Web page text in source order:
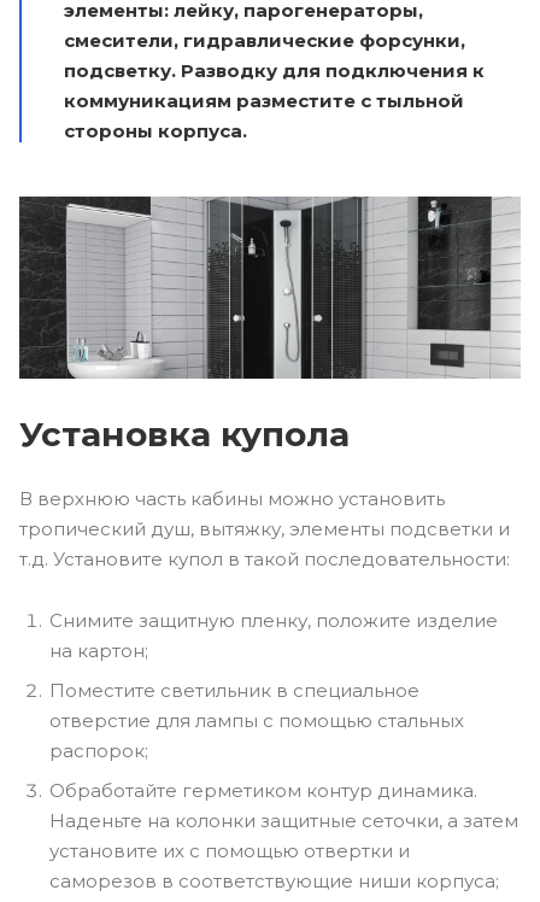
элементы: лейку, парогенераторы,
смесители, гидравлические форсунки,
подсветку. Разводку для подключения к
коммуникациям разместите с тыльной
стороны корпуса.
Установка купола
В верхнюю часть кабины можно установить
тропический душ, вытяжку, элементы подсветки и
т.д. Установите купол в такой последовательности:
Снимите защитную пленку, положите изделие
на картон;
Поместите светильник в специальное
отверстие для лампы с помощью стальных
распорок;
Обработайте герметиком контур динамика.
Наденьте на колонки защитные сеточки, а затем
установите их с помощью отвертки и
саморезов в соответствующие ниши корпуса;